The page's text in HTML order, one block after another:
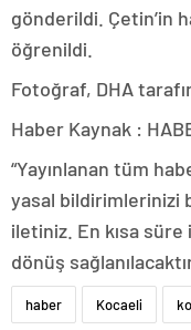
gönderildi. Çetin’in
öğrenildi.
Fotoğraf, DHA
Haber Kaynak :
“Yayınlanan tüm
yasal bildirimlerinizi
iletiniz. En kısa
dönüş
haber Kocaeli